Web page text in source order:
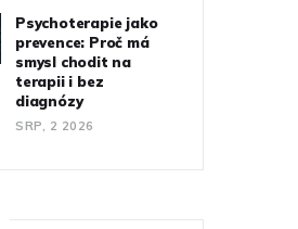
Psychoterapie jako
prevence: Proč má
smysl chodit na
terapii i bez
diagnózy
SRP, 2 2026